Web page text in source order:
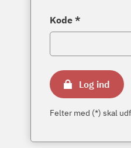
Kode *
Log ind
Felter med (*) skal